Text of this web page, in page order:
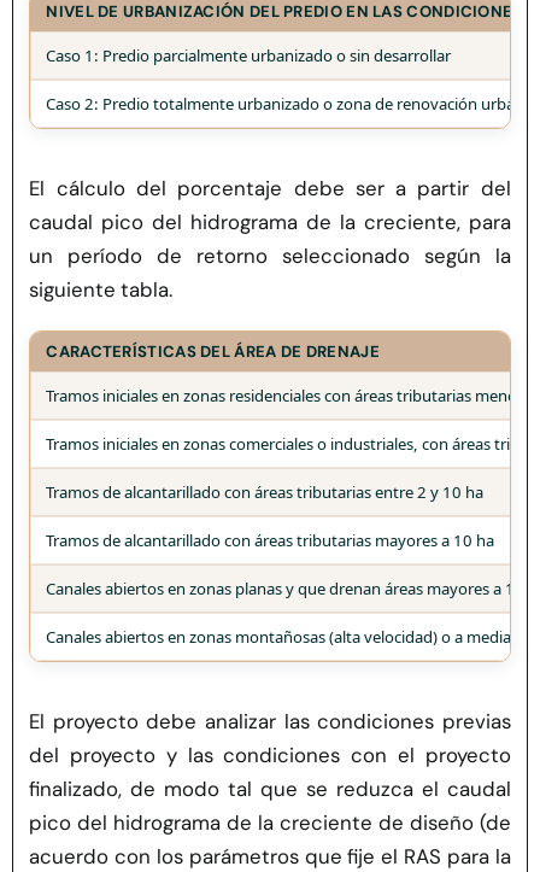
NIVEL DE URBANIZACIÓN DEL PREDIO EN LAS CONDICIONES
Caso 1: Predio parcialmente urbanizado o sin desarrollar
Caso 2: Prediototalmente urbanizadoo zonade renovación urbana
El cálculo del porcentaje debe ser a partir del
caudal pico del hidrograma de la creciente, para
un período de retorno seleccionado según la
siguiente tabla.
CARACTERÍSTICAS DEL ÁREA DE DRENAJE
Tramos iniciales en zonas residenciales con áreas tributarias
Tramos iniciales en zonas comerciales o industriales, con áreas
Tramos de alcantarillado con áreas tributarias entre 2 y 10 ha
Tramos de alcantarillado con áreas tributarias mayores a 10 ha
Canales abiertos en zonas planas y que drenan áreas mayores a
Canales abiertos en zonas montañosas (alta velocidad) o a media
El proyecto debe analizar las condiciones previas
del proyecto y las condiciones con el proyecto
finalizado, de modo tal que se reduzca el caudal
pico del hidrograma de la creciente de diseño (de
acuerdo con los parámetros que fije el RAS para la